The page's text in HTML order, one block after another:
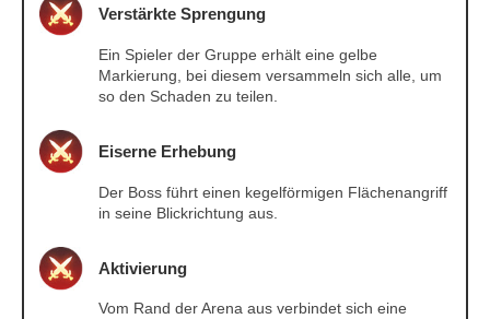
Verstärkte Sprengung
Ein Spieler der Gruppe erhält eine gelbe
Markierung, bei diesem versammeln sich alle, um
so den Schaden zu teilen.
Eiserne Erhebung
Der Boss führt einen kegelförmigen Flächenangriff
in seine Blickrichtung aus.
Aktivierung
Vom Rand der Arena aus verbindet sich eine